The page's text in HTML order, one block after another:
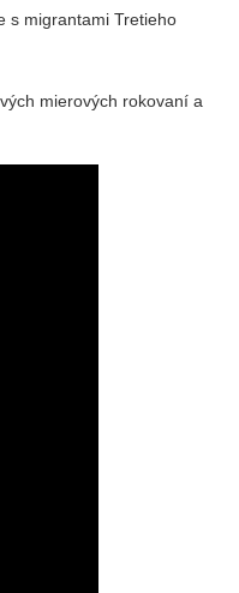
s migrantami Tretieho
mierových rokovaní a